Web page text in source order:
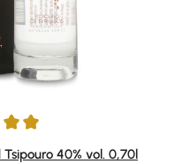
5 von 5 Sternen
40% vol. 0,70l